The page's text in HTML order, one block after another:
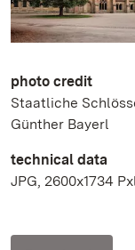
photo credit
Staatliche
Günther Bayerl
technical data
JPG, 2600x1734